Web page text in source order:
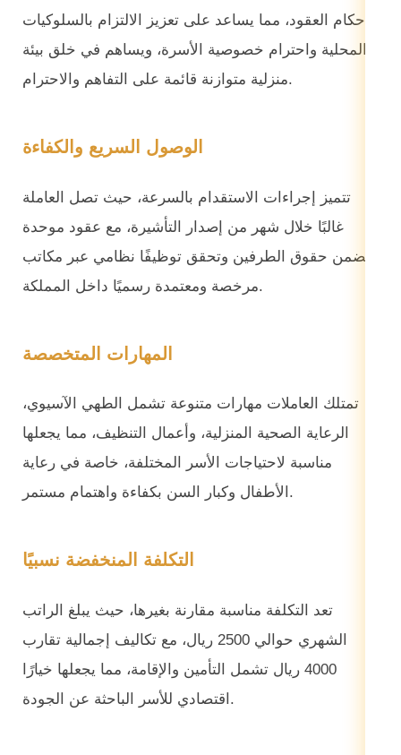
وأحكام العقود، مما يساعد على تعزيز الالتزام بالسلوكيات
المحلية واحترام خصوصية الأسرة، ويساهم في خلق بيئة
منزلية متوازنة قائمة على التفاهم والاحترام.
الوصول السريع والكفاءة
تتميز إجراءات الاستقدام بالسرعة، حيث تصل العاملة
غالبًا خلال شهر من إصدار التأشيرة، مع عقود موحدة
تضمن حقوق الطرفين وتحقق توظيفًا نظامي عبر مكاتب
مرخصة ومعتمدة رسميًا داخل المملكة.
المهارات المتخصصة
تمتلك العاملات مهارات متنوعة تشمل الطهي الآسيوي،
الرعاية الصحية المنزلية، وأعمال التنظيف، مما يجعلها
مناسبة لاحتياجات الأسر المختلفة، خاصة في رعاية
الأطفال وكبار السن بكفاءة واهتمام مستمر.
التكلفة المنخفضة نسبيًا
تعد التكلفة مناسبة مقارنة بغيرها، حيث يبلغ الراتب
الشهري حوالي 2500 ريال، مع تكاليف إجمالية تقارب
4000 ريال تشمل التأمين والإقامة، مما يجعلها خيارًا
اقتصادي للأسر الباحثة عن الجودة.